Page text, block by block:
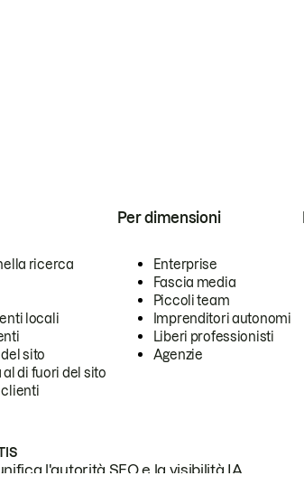
ricerca
locali
sito
di fuori del sito
clienti
Per dimensioni
Enterprise
Fascia media
Piccoli team
Imprenditori autonomi
Liberi professionisti
Agenzie
l'autorità SEO e la visibilità IA.